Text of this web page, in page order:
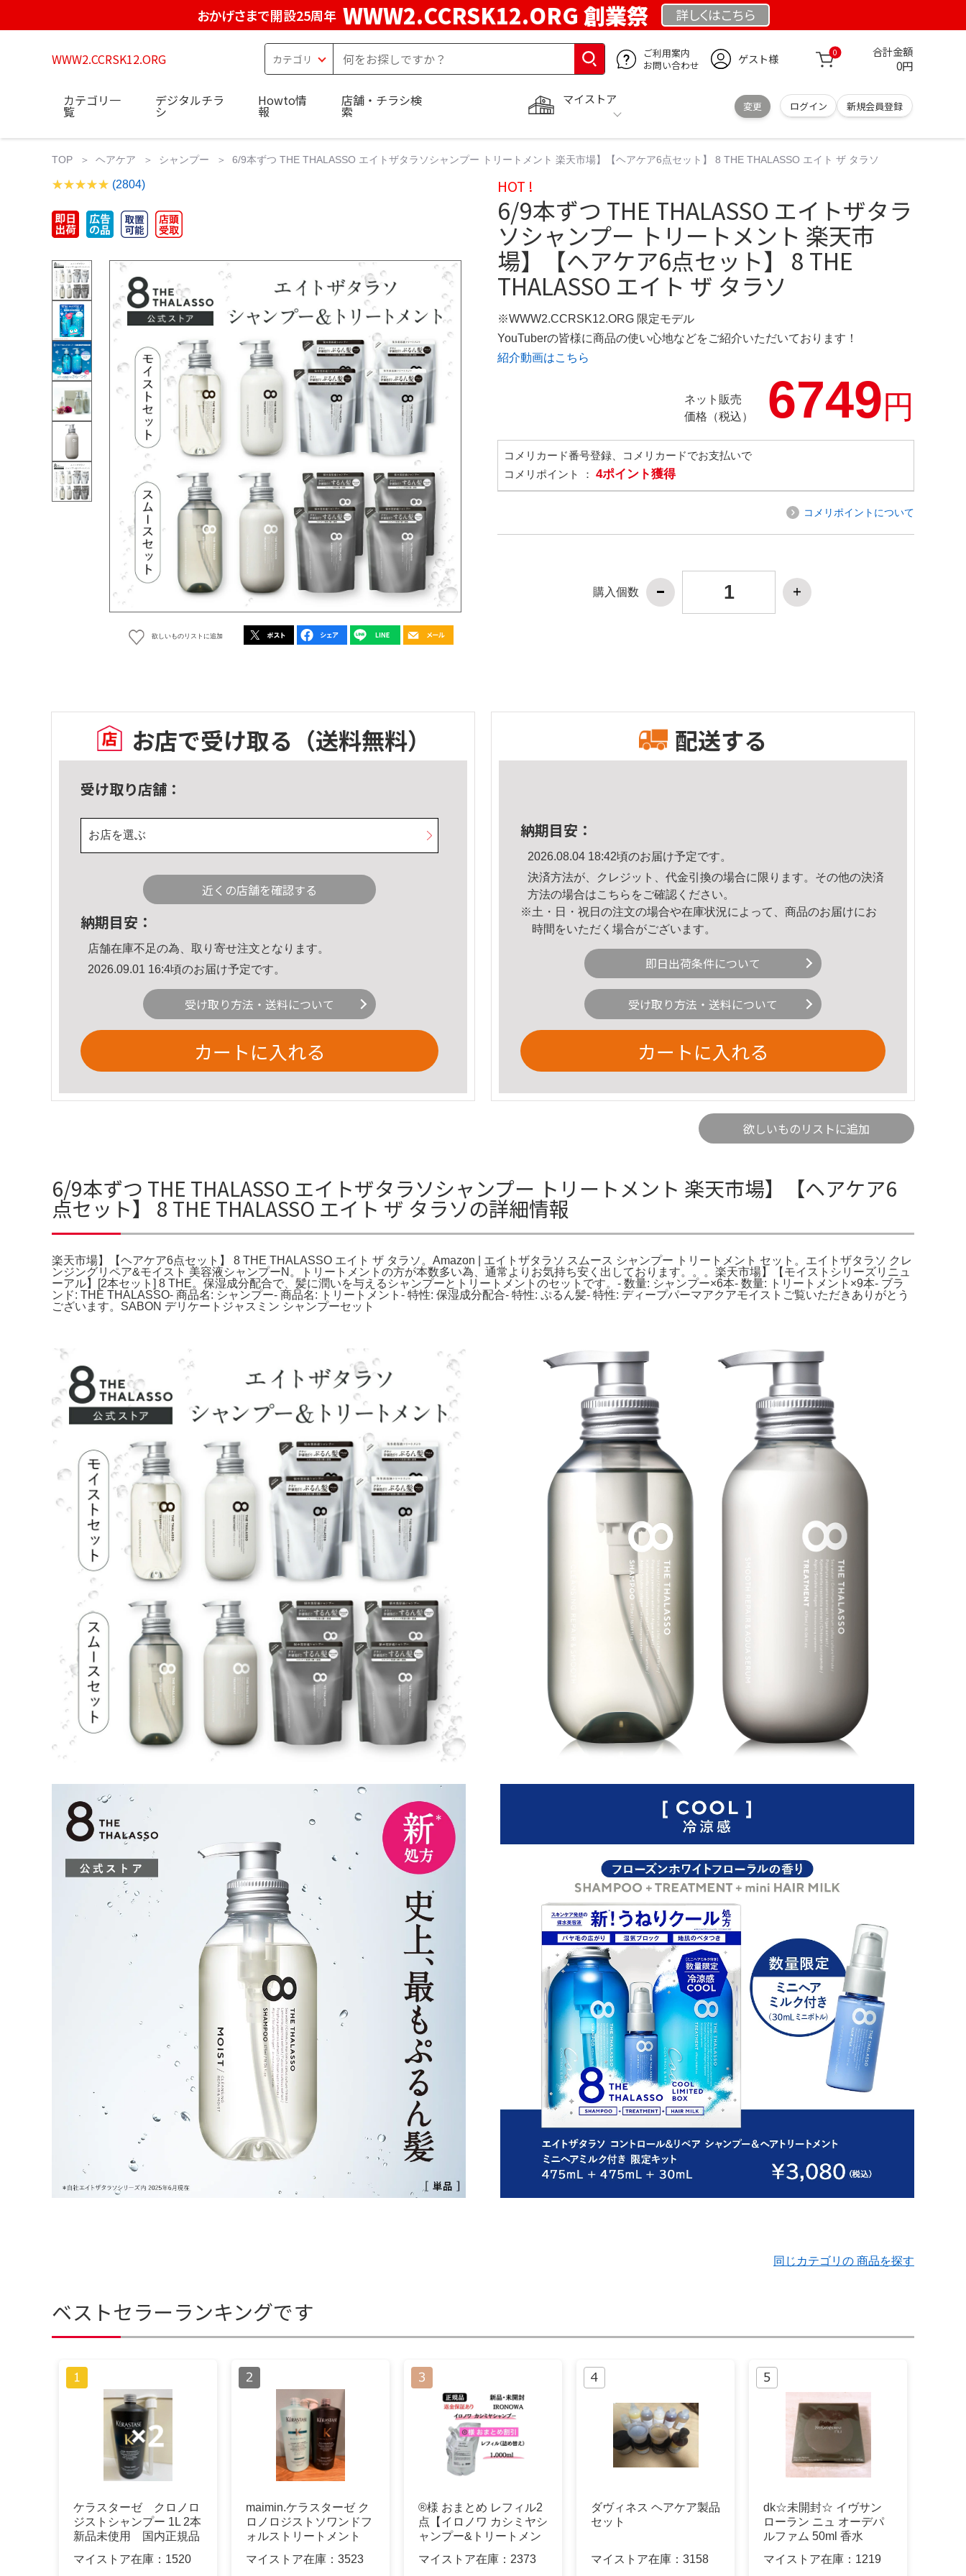
おかげさまで開設25周年 WWW2.CCRSK12.ORG 創業祭 詳しくはこちら
WWW2.CCRSK12.ORG
ご利用案内
お問い合わせ
ゲスト様 0 合計金額
0円
マイストア
変更 ログイン 新規会員登録
カテゴリ一
覧
デジタルチラ
シ
Howto情
報
店舗・チラシ検
索
TOP ヘアケア シャンプー 6/9本ずつ THE THALASSO エイトザタラソシャンプー トリートメント 楽天市場】【ヘアケア6点セット】 8 THE THALASSO エイト ザ タラソ
(2804)
欲しいものリストに追加
HOT !
6/9本ずつ THE THALASSO エイトザタラ
ソシャンプー トリートメント 楽天市
場】【ヘアケア6点セット】 8 THE
THALASSO エイト ザ タラソ
※WWW2.CCRSK12.ORG 限定モデル
YouTuberの皆様に商品の使い心地などをご紹介いただいております！
紹介動画はこちら
ネット販売
価格（税込）
6749円
コメリカード番号登録、コメリカードでお支払いで
コメリポイント ： 4ポイント獲得
コメリポイントについて
購入個数
お店で受け取る （送料無料）
受け取り店舗：
お店を選ぶ
近くの店舗を確認する
納期目安：
店舗在庫不足の為、取り寄せ注文となります。
2026.09.01 16:4頃のお届け予定です。
受け取り方法・送料について
カートに入れる
配送する
納期目安：
2026.08.04 18:42頃のお届け予定です。
決済方法が、クレジット、代金引換の場合に限ります。その他の決済
方法の場合はこちら をご確認ください。
※土・日・祝日の注文の場合や在庫状況によって、商品のお届けにお
時間をいただく場合がございます。
即日出荷条件について
受け取り方法・送料について
カートに入れる
欲しいものリストに追加
6/9本ずつ THE THALASSO エイトザタラソシャンプー トリートメント 楽天市場】【ヘアケア6
点セット】 8 THE THALASSO エイト ザ タラソの詳細情報
楽天市場】【ヘアケア6点セット】 8 THE THALASSO エイト ザ タラソ。Amazon | エイトザタラソ スムース シャンプー トリートメント セット。エイトザタラソ クレ
ンジングリペア&モイスト 美容液シャンプーN。トリートメントの方が本数多い為、通常よりお気持ち安く出しております。。。楽天市場】【モイストシリーズリニュ
ーアル】[2本セット] 8 THE。保湿成分配合で、髪に潤いを与えるシャンプーとトリートメントのセットです。- 数量: シャンプー×6本- 数量: トリートメント×9本- ブラ
ンド: THE THALASSO- 商品名: シャンプー- 商品名: トリートメント- 特性: 保湿成分配合- 特性: ぷるん髪- 特性: ディープパーマアクアモイストご覧いただきありがとう
ございます。SABON デリケートジャスミン シャンプーセット
同じカテゴリの 商品を探す
ベストセラーランキングです
ケラスターゼ クロノロ
ジストシャンプー 1L 2本
新品未使用 国内正規品
マイストア在庫： 1520
maimin.ケラスターゼ ク
ロノロジストソワンドフ
ォルストリートメント
マイストア在庫： 3523
®️様 おまとめ レフィル2
点【イロノワ カシミヤシ
ャンプー&トリートメン
マイストア在庫： 2373
ダヴィネス ヘアケア製品
セット
マイストア在庫： 3158
dk☆未開封☆ イヴサン
ローラン ニュ オーデパ
ルファム 50ml 香水
マイストア在庫： 1219